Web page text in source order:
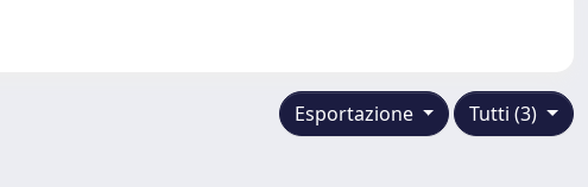
Tutti (3)
Esportazione